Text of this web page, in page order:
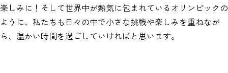
楽しみに！ そして世界中が熱気に包まれているオリンピックの
ように、私たちも日々の中で小さな挑戦や楽しみを重ねなが
ら、温かい時間を過ごしていければと思います。